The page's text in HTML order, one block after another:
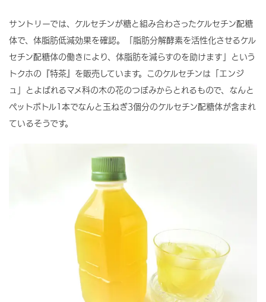
サントリーでは、ケルセチンが糖と組み合わさったケルセチン配糖
体で、体脂肪低減効果を確認。「脂肪分解酵素を活性化させるケル
セチン配糖体の働きにより、体脂肪を減らすのを助けます」という
トクホの『特茶』を販売しています。このケルセチンは「エンジ
ュ」とよばれるマメ科の木の花のつぼみからとれるもので、なんと
ペットボトル1本でなんと玉ねぎ3個分のケルセチン配糖体が含まれ
ているそうです。